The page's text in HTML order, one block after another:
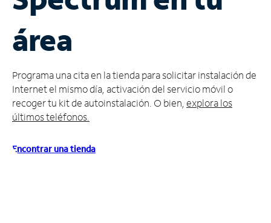
cuenta
Encuentra
tienda
área
Programa una cita en la tienda para solicitar instalación de
Internet el mismo día, activación del servicio móvil o
recoger tu kit de autoinstalación. O bien, explora los
últimos teléfonos.
Encontrar una tienda